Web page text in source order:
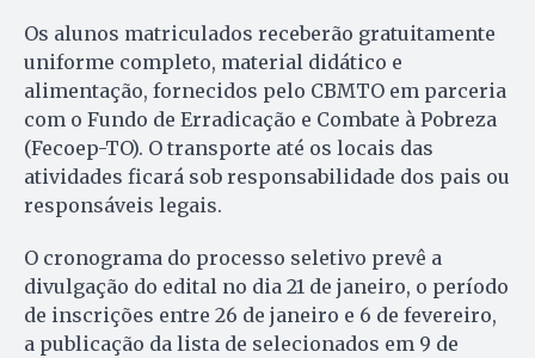
Os alunos matriculados receberão gratuitamente
uniforme completo, material didático e
alimentação, fornecidos pelo CBMTO em parceria
com o Fundo de Erradicação e Combate à Pobreza
(Fecoep-TO). O transporte até os locais das
atividades ficará sob responsabilidade dos pais ou
responsáveis legais.
O cronograma do processo seletivo prevê a
divulgação do edital no dia 21 de janeiro, o período
de inscrições entre 26 de janeiro e 6 de fevereiro,
a publicação da lista de selecionados em 9 de